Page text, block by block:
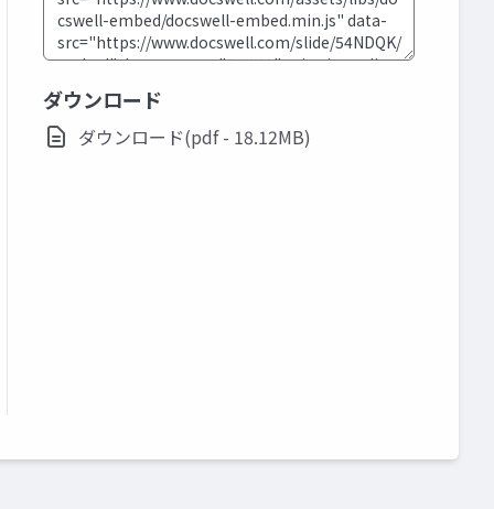
ダウンロード
ダウンロード(pdf - 18.12MB)